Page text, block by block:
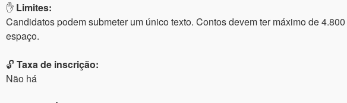
✋ Limites:
Candidatos podem submeter um único texto. Contos devem ter máximo de
espaço.
🔓 Taxa de inscrição:
Não há